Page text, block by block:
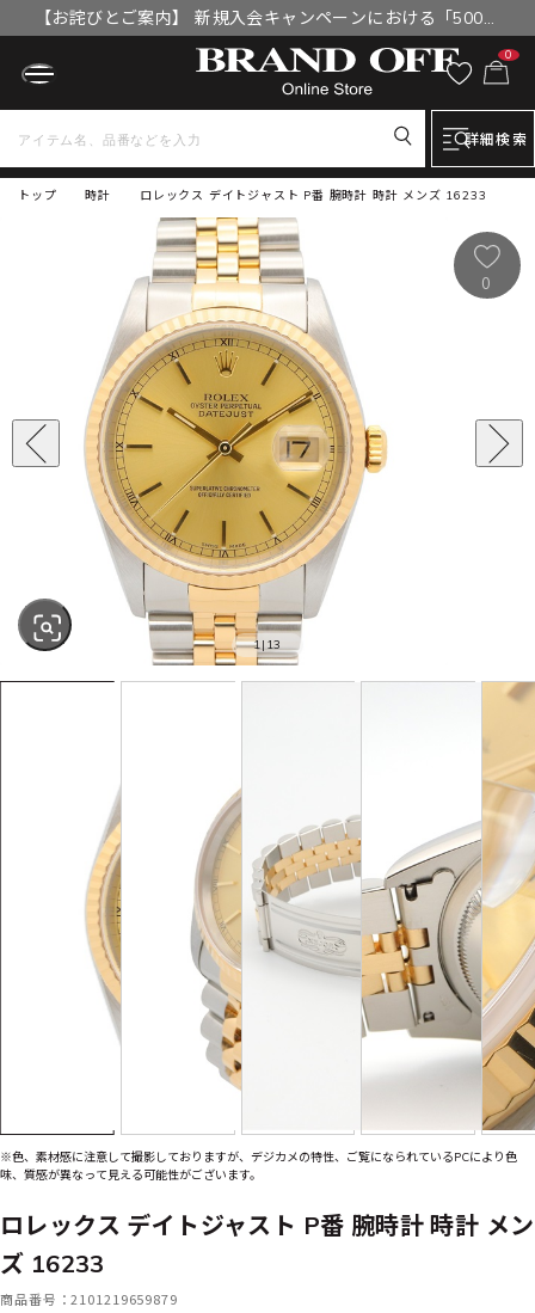
【お詫びとご案内】 新規入会キャンペーンにおける「500円
OFFクーポン」付与漏れと補填について
0
詳細検索
トップ ロレックス デイトジャスト P番 腕時計 時計 メンズ 16233
時計
1 | 13
0
※色、素材感に注意して撮影しておりますが、デジカメの特性、ご覧になられているPCにより色
味、質感が異なって見える可能性がございます。
ロレックス デイトジャスト P番 腕時計 時計 メン
ズ 16233
商品番号：2101219659879